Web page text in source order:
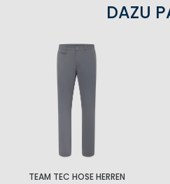
DAZU
TEAM TEC HOSE HERREN